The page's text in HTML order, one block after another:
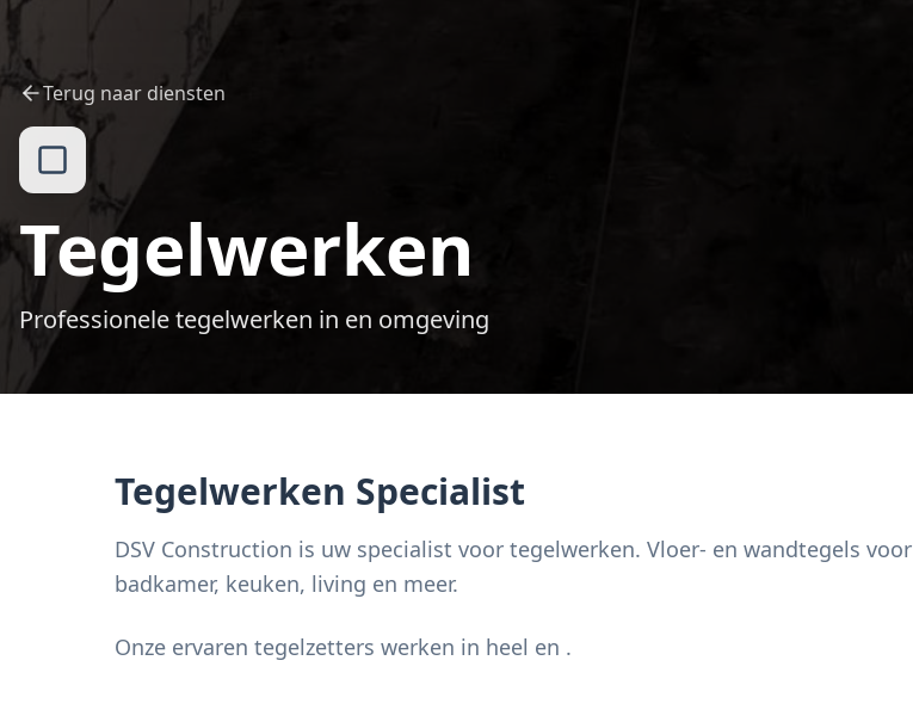
Terug naar diensten
Tegelwerken
Professionele tegelwerken in en omgeving
Tegelwerken Specialist
DSV Construction is uw specialist voor tegelwerken. Vloer- en wandtegels voor
badkamer, keuken, living en meer.
Onze ervaren tegelzetters werken in heel en .